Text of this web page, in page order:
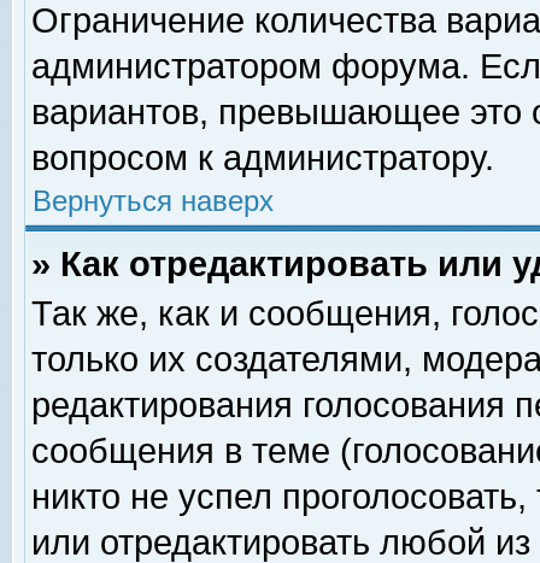
Ограничение количества
администратором форума.
вариантов, превышающее это
вопросом к администратору.
Вернуться наверх
» Как отредактировать или
Так же, как и сообщения,
только их создателями,
редактирования голосования
сообщения в теме
никто не успел
или отредактировать любой